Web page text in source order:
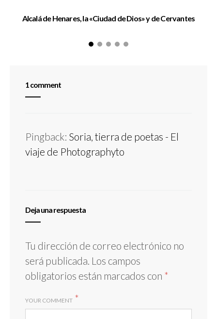
Alcalá de Henares, la «Ciudad de Dios» y de Cervantes
1 comment
Pingback: Soria, tierra de poetas - El
viaje de Photographyto
Deja una respuesta
Tu dirección de correo electrónico no
será publicada. Los campos
obligatorios están marcados con *
YOUR COMMENT *